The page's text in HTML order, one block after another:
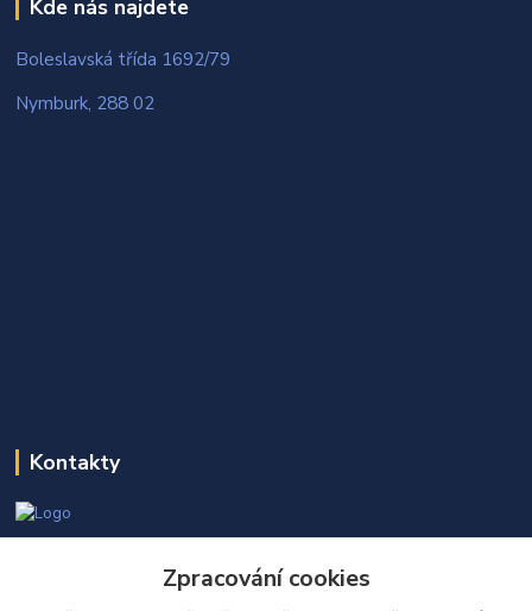
Kde nás najdete
Boleslavská třída 1692/79
Nymburk, 288 02
Kontakty
+420 605 298 968Zpracování cookies